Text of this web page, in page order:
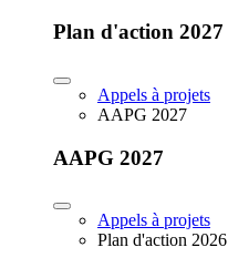
Plan d'action 2027
Appels à projets
AAPG 2027
AAPG 2027
Appels à projets
Plan d'action 2026